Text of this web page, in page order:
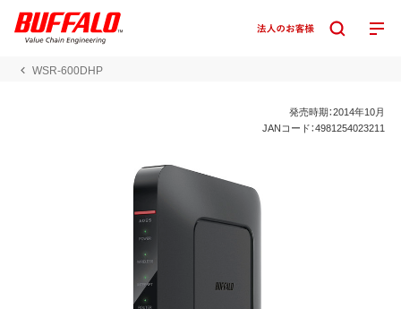
WSR-600DHP
発売時期：2014年10月
JANコード：4981254023211